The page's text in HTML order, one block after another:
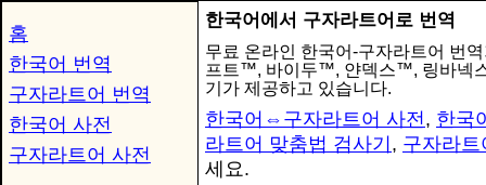
홈
한국어 번역
구자라트어 번역
한국어 사전
구자라트어 사전
한국어에서 구자라트어로 번역
무료 온라인 한국어-구자라트어 번
프트™, 바이두™, 얀덱스™, 링바넥
기가 제공하고 있습니다.
한국어⇔구자라트어 사전, 한국
라트어 맞춤법 검사기 , 구자라
세요.